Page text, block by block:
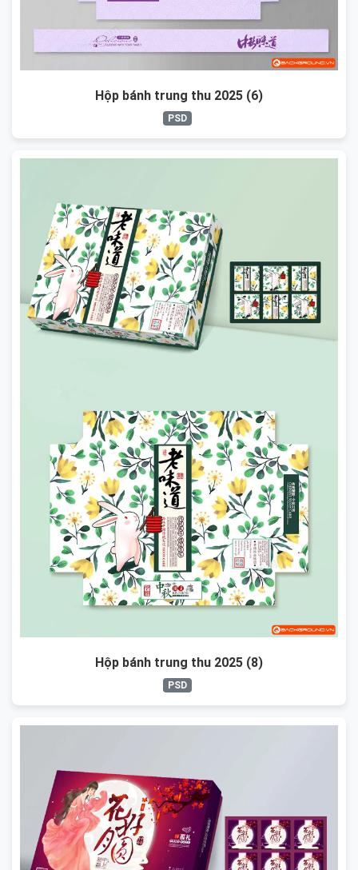
Hộp bánh trung thu 2025 (6)
PSD
Hộp bánh trung thu 2025 (8)
PSD